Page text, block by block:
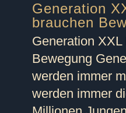
Generation
brauchen
Generation
Bewegung
werden immer
werden immer